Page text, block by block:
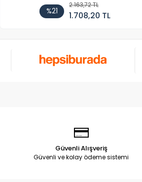
%21
2.163,72 TL
1.708,20 TL
Güvenli Alışveriş
Güvenli ve kolay ödeme sistemi